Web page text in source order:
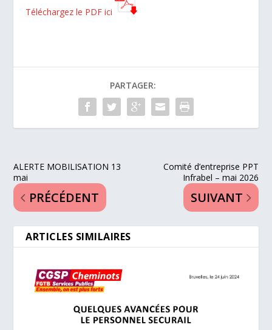
Téléchargez le PDF ici
PARTAGER:
ALERTE MOBILISATION 13
mai
PRÉCÉDENT
Comité d’entreprise PPT
Infrabel – mai 2026
SUIVANT
ARTICLES SIMILAIRES